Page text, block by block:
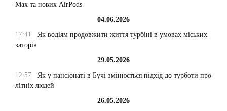
Max та нових AirPods
04.06.2026
17:41
Як водіям продовжити життя турбіні в умовах міських
заторів
29.05.2026
12:57
Як у пансіонаті в Бучі змінюється підхід до турботи про
літніх людей
26.05.2026